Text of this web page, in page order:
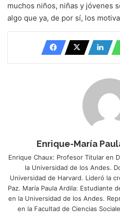
muchos niños, niñas y jóvenes
algo que ya, de por sí, los
Enrique-María
Enrique Chaux: Profesor Titular en
la Universidad de los Andes.
Universidad de Harvard. Lideró la
Paz. María Paula Ardila: Estudiante
en la Universidad de los Andes.
en la Facultad de Ciencias